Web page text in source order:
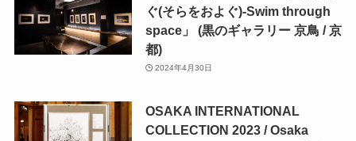
ぐ(そらをおよぐ)-Swim through
space」 (黒のギャラリー 京鳥 / 京
都)
2024年4月30日
OSAKA INTERNATIONAL
COLLECTION 2023 / Osaka